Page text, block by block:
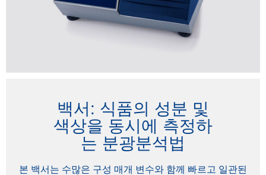
백서: 식품의 성분 및
색상을 동시에 측정하
는 분광분석법
본 백서는 수많은 구성 매개 변수와 함께 빠르고 일관된